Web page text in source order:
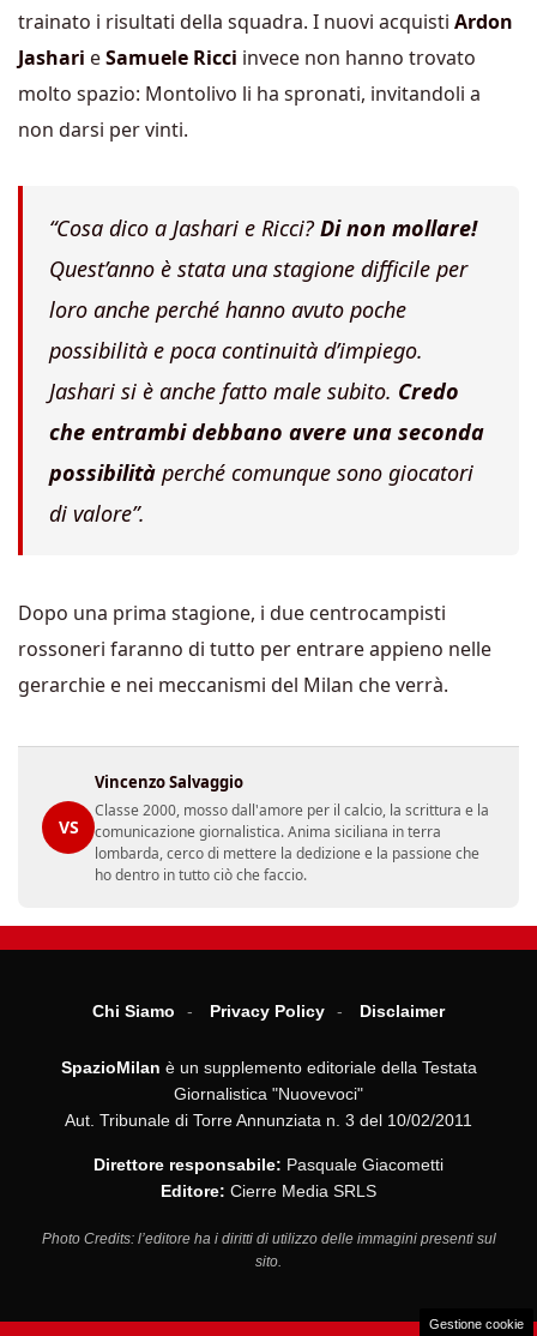
trainato i risultati della squadra. I nuovi acquisti Ardon
Jashari eSamuele Ricci invece non hanno trovato
molto spazio: Montolivo li ha spronati, invitandoli a
non darsi per vinti.
“Cosa dico a Jashari e Ricci?Di non mollare!
Quest’anno è stata una stagione difficile per
loro anche perché hanno avuto poche
possibilità e poca continuità d’impiego.
Jashari si è anche fatto male subito. Credo
che entrambi debbano avere una seconda
possibilità perché comunque sono giocatori
di valore”.
Dopo una prima stagione, i due centrocampisti
rossoneri faranno di tutto per entrare appieno nelle
gerarchie e nei meccanismi del Milan che verrà.
VS
Vincenzo Salvaggio
Classe 2000, mosso dall'amore per il calcio, la scrittura e la
comunicazione giornalistica. Anima siciliana in terra
lombarda, cerco di mettere la dedizione e la passione che
ho dentro in tutto ciò che faccio.
Chi Siamo Privacy Policy Disclaimer
SpazioMilan è un supplemento editoriale della Testata
Giornalistica "Nuovevoci"
Aut. Tribunale di Torre Annunziata n. 3 del 10/02/2011
Direttore responsabile: Pasquale Giacometti
Editore: Cierre Media SRLS
Photo Credits: l’editore ha i diritti di utilizzo delle immagini presenti sul
sito.
Gestione cookie